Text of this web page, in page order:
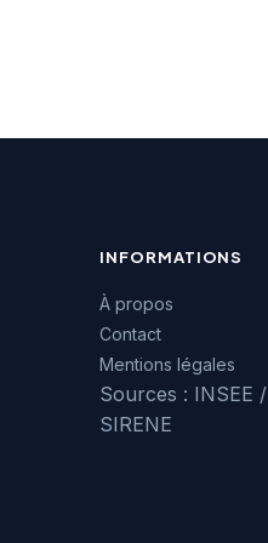
INFORMATIONS
À propos
Contact
Mentions légales
Sources : INSEE /
SIRENE